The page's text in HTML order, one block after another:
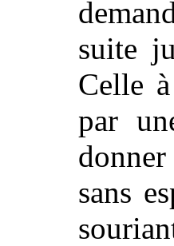
suite
Celle
par
sans